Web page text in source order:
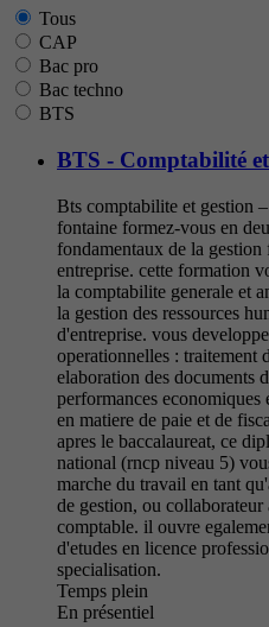
Tous
CAP
Bac pro
Bac techno
BTS
BTS - Comptabilité
Bts comptabilite et gestion
fontaine formez-vous en
fondamentaux de la
entreprise. cette formation
la comptabilite generale et
la gestion des ressources
d'entreprise. vous
operationnelles : traitement
elaboration des documents
performances economiques
en matiere de paie et de
apres le baccalaureat, ce
national (rncp niveau 5)
marche du travail en tant
de gestion, ou collaborateur
comptable. il ouvre
d'etudes en licence
specialisation.
Temps plein
En présentiel